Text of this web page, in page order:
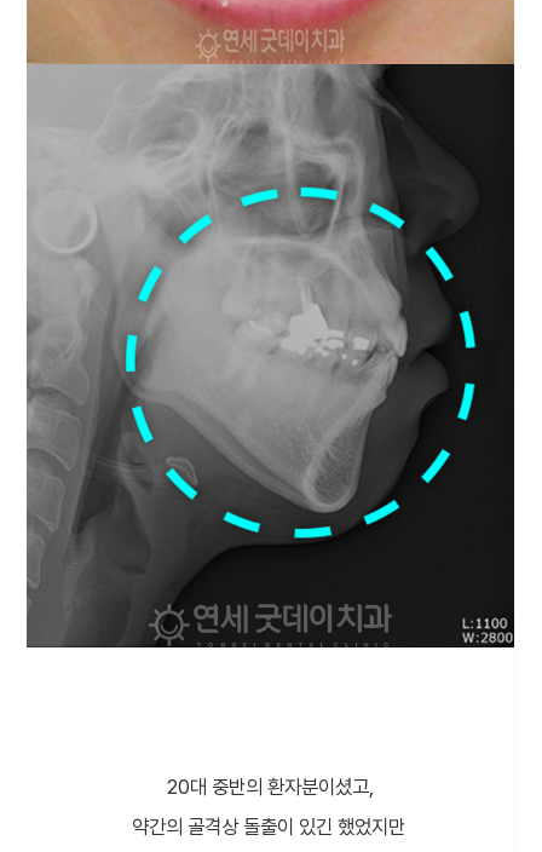
20대 중반의 환자분이셨고,
약간의 골격상 돌출이 있긴 했었지만